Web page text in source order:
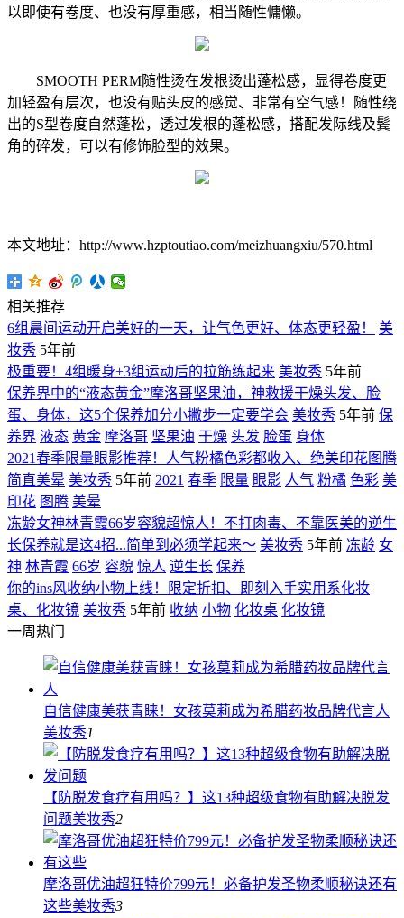
以即使有卷度、也没有厚重感，相当随性慵懒。
SMOOTH PERM随性烫在发根烫出蓬松感，显得卷度更
加轻盈有层次，也没有贴头皮的感觉、非常有空气感！随性绕
出的S型卷度自然蓬松，透过发根的蓬松感，搭配发际线及鬓
角的碎发，可以有修饰脸型的效果。
本文地址：http://www.hzptoutiao.com/meizhuangxiu/570.html
相关推荐
6组晨间运动开启美好的一天，让气色更好、体态更轻盈！
美
妆秀 5年前
极重要！4组暖身+3组运动后的拉筋练起来 美妆秀 5年前
保养界中的“液态黄金”摩洛哥坚果油，神救援干燥头发、脸
蛋、身体，这5个保养加分小撇步一定要学会 美妆秀 5年前 保
养界 液态 黄金 摩洛哥 坚果油 干燥 头发 脸蛋 身体
2021春季限量眼影推荐！人气粉橘色彩都收入、绝美印花图腾
简直美晕 美妆秀 5年前 2021 春季 限量 眼影 人气 粉橘 色彩 美
印花 图腾 美晕
冻龄女神林青霞66岁容貌超惊人！不打肉毒、不靠医美的逆生
长保养就是这4招...简单到必须学起来～ 美妆秀 5年前 冻龄 女
神 林青霞 66岁 容貌 惊人 逆生长 保养
你的ins风收纳小物上线！限定折扣、即刻入手实用系化妆
桌、化妆镜 美妆秀 5年前 收纳 小物 化妆桌 化妆镜
一周热门
自信健康美获青睐！女孩莫莉成为希腊药妆品牌代言人
美妆秀1
【防脱发食疗有用吗？】这13种超级食物有助解决脱发
问题美妆秀2
摩洛哥优油超狂特价799元！必备护发圣物柔顺秘诀还有
这些美妆秀3